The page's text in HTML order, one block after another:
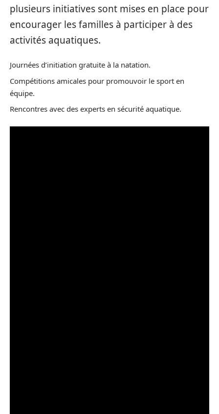
plusieurs initiatives sont mises en place pour
encourager les familles à participer à des
activités aquatiques.
Journées d’initiation gratuite à la natation.
Compétitions amicales pour promouvoir le sport en
équipe.
Rencontres avec des experts en sécurité aquatique.